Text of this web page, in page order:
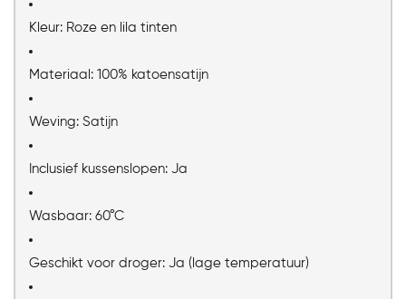
Kleur: Roze en lila tinten
Materiaal: 100% katoensatijn
Weving: Satijn
Inclusief kussenslopen: Ja
Wasbaar: 60°C
Geschikt voor droger: Ja (lage temperatuur)